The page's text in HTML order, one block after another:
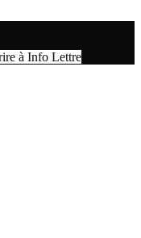
à Info Lettre